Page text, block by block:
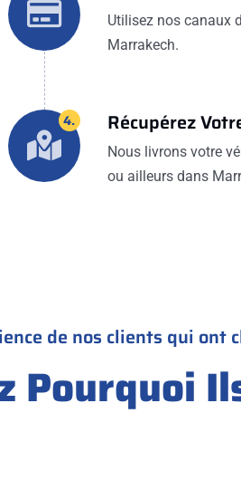
Utilisez nos canaux
Marrakech.
4. Récupérez
Nous livrons votre
ou ailleurs dans
de nos clients qui ont
Pourquoi